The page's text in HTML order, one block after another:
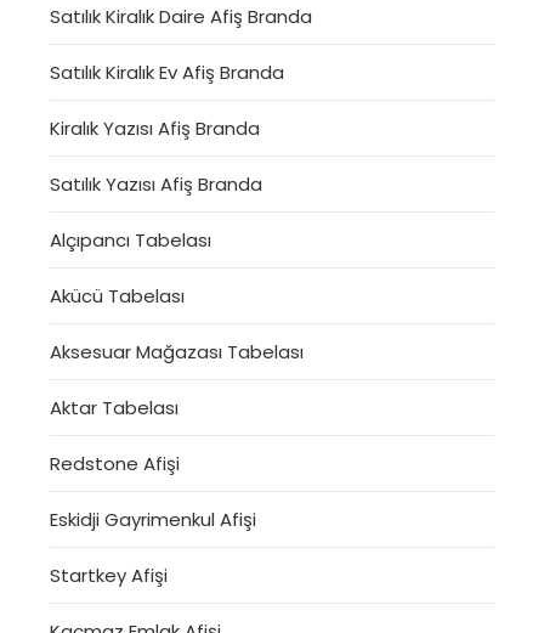
Satılık Kiralık Daire Afiş Branda
Satılık Kiralık Ev Afiş Branda
Kiralık Yazısı Afiş Branda
Satılık Yazısı Afiş Branda
Alçıpancı Tabelası
Akücü Tabelası
Aksesuar Mağazası Tabelası
Aktar Tabelası
Redstone Afişi
Eskidji Gayrimenkul Afişi
Startkey Afişi